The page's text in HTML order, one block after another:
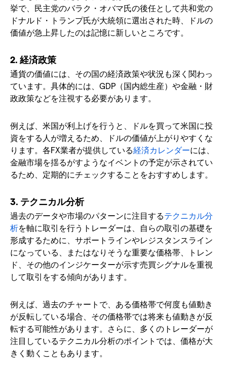
挙で、民主党のバラク・オバマ氏の後任として共和党の
ドナルド・トランプ氏が大統領に選出された時、ドルの
価値が急上昇したのは記憶に新しいところです。
2. 経済政策
通貨の価値には、その国の経済政策や状況も深く関わっ
ています。具体的には、GDP（国内総生産）や金融・財
政政策などを注視する必要があります。
例えば、米国が利上げを行うと、ドルを買って米国に投
資をする人が増えるため、ドルの価値が上がりやすくな
ります。各FX業者が提供している経済カレンダーには、
金融市場を揺るがすようなイベントの予定が示されてい
るため、定期的にチェックすることをおすすめします。
3. テクニカル分析
過去のデータや市場のパターンに注目するテクニカル分
析を軸に取引を行うトレーダーは、自らの取引の基礎を
形成するために、サポートラインやレジスタンスライン
になっている、またはなりそうな重要な価格帯、トレン
ド、その他のインジケーターが示す売買シグナルを重視
して取引をする傾向があります。
例えば、過去のチャートで、ある価格帯で何度も値動き
が反転している場合、その価格帯では将来も値動きが反
転する可能性があります。さらに、多くのトレーダーが
注目しているテクニカル分析のポイントでは、価格が大
きく動くこともあります。